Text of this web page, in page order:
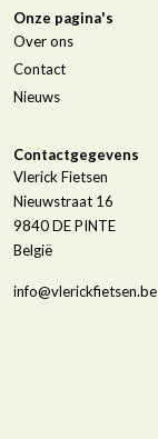
Onze pagina's
Over ons
Contact
Nieuws
Contactgegevens
Vlerick Fietsen
Nieuwstraat 16
9840DE PINTE
België
info@vlerickfietsen.be